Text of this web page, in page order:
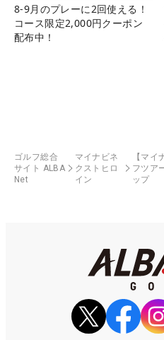
8-9月のプレーに2回使える！
コース限定2,000円クーポン
配布中！
ゴルフ総合
サイト ALBA
Net
マイナビネ
クストヒロ
イン
【マ
フツア
ップ